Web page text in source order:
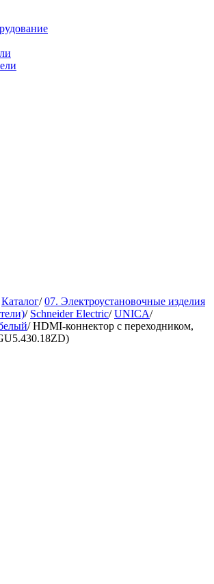
Каталог/ 07. Электроустановочные изделия
/ Schneider Electric/ UNICA/
/ HDMI-коннектор с переходником,